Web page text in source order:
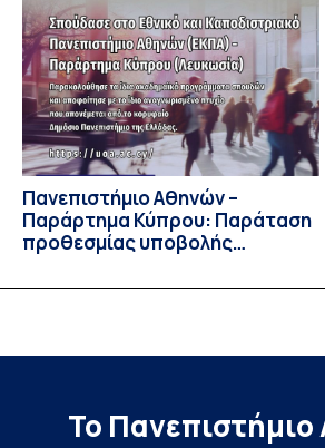
Διοίκησης Επιχειρήσεων και
του 2026, ο Κοσμήτορας της Σχολής
Πολιτικών Επιστημών, Καθηγητής
Πρόεδρος του Τμήματος […]
Πανεπιστήμιο Αθηνών –
Παράρτημα Κύπρου: Παράταση
προθεσμίας υποβολής
υποψηφίων
Το